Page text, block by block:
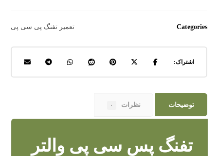
Categories تعمیر تفنگ پی سی پی
توضیحات نظرات ۰
تفنگ پس سی پی والتر